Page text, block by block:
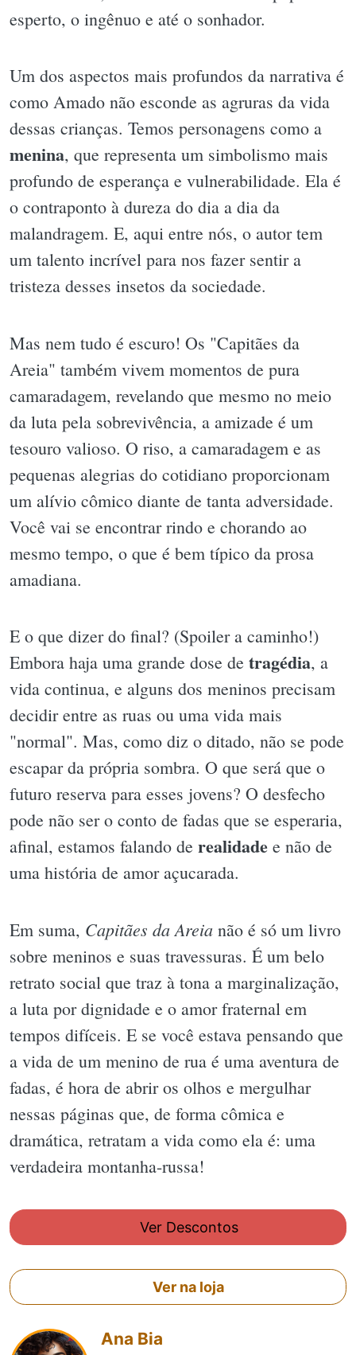
esperto, o ingênuo e até o sonhador.
Um dos aspectos mais profundos da narrativa é
como Amado não esconde as agruras da vida
dessas crianças. Temos personagens como a
menina, que representa um simbolismo mais
profundo de esperança e vulnerabilidade. Ela é
o contraponto à dureza do dia a dia da
malandragem. E, aqui entre nós, o autor tem
um talento incrível para nos fazer sentir a
tristeza desses insetos da sociedade.
Mas nem tudo é escuro! Os "Capitães da
Areia" também vivem momentos de pura
camaradagem, revelando que mesmo no meio
da luta pela sobrevivência, a amizade é um
tesouro valioso. O riso, a camaradagem e as
pequenas alegrias do cotidiano proporcionam
um alívio cômico diante de tanta adversidade.
Você vai se encontrar rindo e chorando ao
mesmo tempo, o que é bem típico da prosa
amadiana.
E o que dizer do final? (Spoiler a caminho!)
Embora haja uma grande dose de tragédia, a
vida continua, e alguns dos meninos precisam
decidir entre as ruas ou uma vida mais
"normal". Mas, como diz o ditado, não se pode
escapar da própria sombra. O que será que o
futuro reserva para esses jovens? O desfecho
pode não ser o conto de fadas que se esperaria,
afinal, estamos falando de realidade e não de
uma história de amor açucarada.
Em suma, Capitães da Areia não é só um livro
sobre meninos e suas travessuras. É um belo
retrato social que traz à tona a marginalização,
a luta por dignidade e o amor fraternal em
tempos difíceis. E se você estava pensando que
a vida de um menino de rua é uma aventura de
fadas, é hora de abrir os olhos e mergulhar
nessas páginas que, de forma cômica e
dramática, retratam a vida como ela é: uma
verdadeira montanha-russa!
Ver Descontos
Ver na loja
Ana Bia